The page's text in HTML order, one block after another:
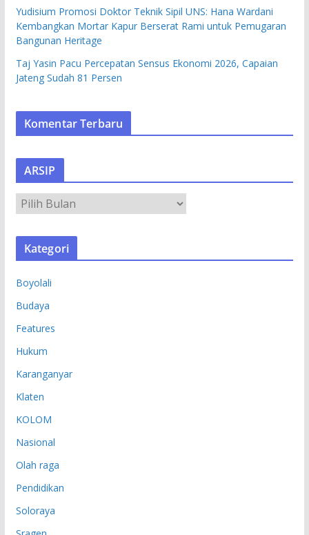
Yudisium Promosi Doktor Teknik Sipil UNS: Hana Wardani
Kembangkan Mortar Kapur Berserat Rami untuk Pemugaran
Bangunan Heritage
Taj Yasin Pacu Percepatan Sensus Ekonomi 2026, Capaian
Jateng Sudah 81 Persen
Komentar Terbaru
ARSIP
R
S
Kategori
Boyolali
Budaya
Features
Hukum
Karanganyar
Klaten
KOLOM
Nasional
Olah raga
Pendidikan
Soloraya